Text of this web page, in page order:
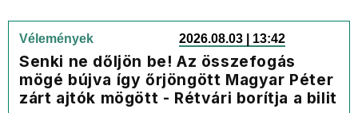
Vélemények 2026.08.03 | 13:42
Senki ne dőljön be! Az összefogás
mögé bújva így őrjöngött Magyar Péter
zárt ajtók mögött - Rétvári borítja a bilit